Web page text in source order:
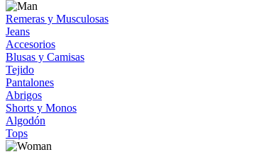
Remeras y Musculosas
Jeans
Accesorios
Blusas y Camisas
Tejido
Pantalones
Abrigos
Shorts y Monos
Algodón
Tops